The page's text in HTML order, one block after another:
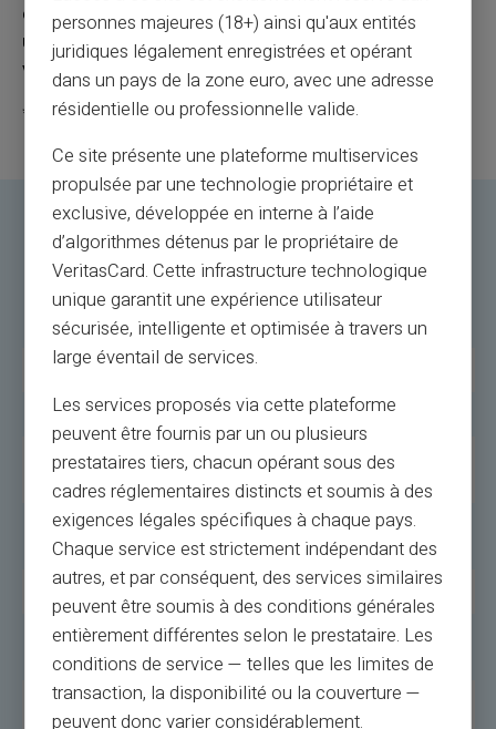
cryptogramme visuel (CVV). Vous pouvez désormais
utiliser votre carte prépayée virtuellepour effectuer
vostransactions en ligne.
*sous réserve de validation de votre identification digitale
Avantages de la Carte Prépayée
Virtuelle VERITAS Mastercard®
Avantages
Rapidité
Obtention instantanée, sans frais mensuels.
Confidentialité
Seul l'utilisateur a accès à l'historique des
transactions.
Acceptation
Mondiale
Utilisable partout où Mastercard® est
accepté.
Simplicité
Rechargement direct et facile.
Sécurité
Internet
Protection optimale pour les achats en
ligne.
Offre Spéciale
Carte virtuelle offerte avec l'achat d'une
carte physique.
personnes majeures (18+) ainsi qu'aux entités
juridiques légalement enregistrées et opérant
dans un pays de la zone euro, avec une adresse
résidentielle ou professionnelle valide.
Ce site présente une plateforme multiservices
propulsée par une technologie propriétaire et
exclusive, développée en interne à l’aide
d’algorithmes détenus par le propriétaire de
VeritasCard. Cette infrastructure technologique
unique garantit une expérience utilisateur
sécurisée, intelligente et optimisée à travers un
large éventail de services.
Les services proposés via cette plateforme
peuvent être fournis par un ou plusieurs
prestataires tiers, chacun opérant sous des
cadres réglementaires distincts et soumis à des
exigences légales spécifiques à chaque pays.
Chaque service est strictement indépendant des
autres, et par conséquent, des services similaires
peuvent être soumis à des conditions générales
entièrement différentes selon le prestataire. Les
conditions de service — telles que les limites de
transaction, la disponibilité ou la couverture —
peuvent donc varier considérablement.